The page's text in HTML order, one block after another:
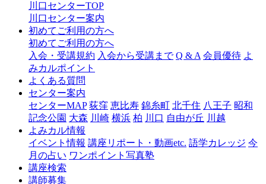
川口センターTOP
川口センター案内
初めてご利用の方へ
初めてご利用の方へ
入会・受講規約 入会から受講まで Q & A 会員優待 よ
みカルポイント
よくある質問
センター案内
センターMAP 荻窪 恵比寿 錦糸町 北千住 八王子 昭和
記念公園 大森 川崎 横浜 柏 川口 自由が丘 川越
よみカル情報
イベント情報 講座リポート・動画etc. 語学カレッジ 今
月の占い ワンポイント写真塾
講座検索
講師募集